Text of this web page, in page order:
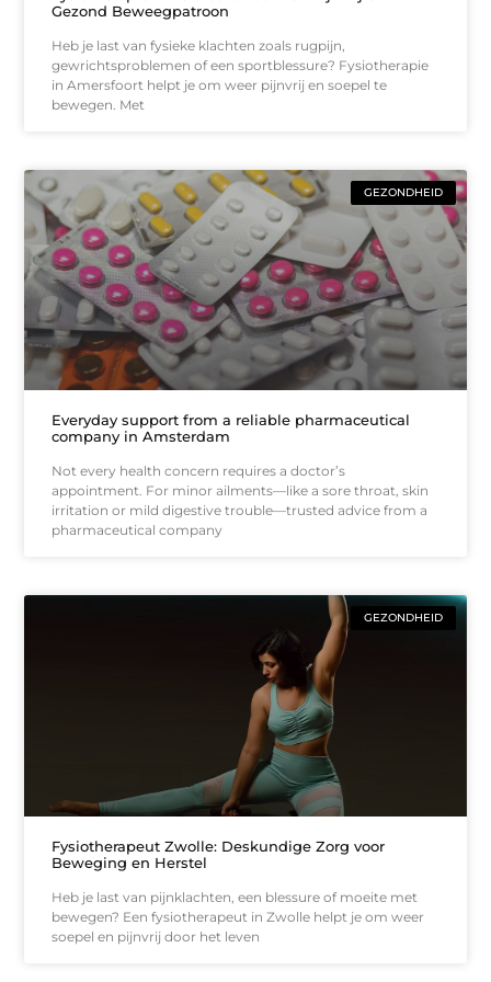
Gezond Beweegpatroon
Heb je last van fysieke klachten zoals rugpijn,
gewrichtsproblemen of een sportblessure? Fysiotherapie
in Amersfoort helpt je om weer pijnvrij en soepel te
bewegen. Met
GEZONDHEID
Everyday support from a reliable pharmaceutical
company in Amsterdam
Not every health concern requires a doctor’s
appointment. For minor ailments—like a sore throat, skin
irritation or mild digestive trouble—trusted advice from a
pharmaceutical company
GEZONDHEID
Fysiotherapeut Zwolle: Deskundige Zorg voor
Beweging en Herstel
Heb je last van pijnklachten, een blessure of moeite met
bewegen? Een fysiotherapeut in Zwolle helpt je om weer
soepel en pijnvrij door het leven